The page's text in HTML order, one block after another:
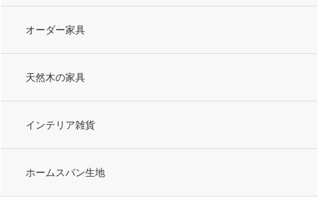
オーダー家具
天然木の家具
インテリア雑貨
ホームスパン生地